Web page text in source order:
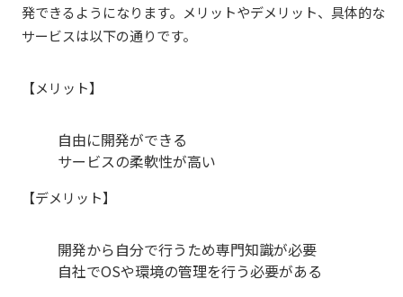
発できるようになります。メリットやデメリット、具体的な
サービスは以下の通りです。
【メリット】
自由に開発ができる
サービスの柔軟性が高い
【デメリット】
開発から自分で行うため専門知識が必要
自社でOSや環境の管理を行う必要がある